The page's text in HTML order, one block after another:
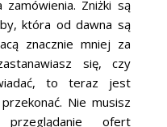
zamówienia. Zniżki są
która od dawna są
znacznie mniej za
się, czy
to teraz jest
Nie musisz
ofert